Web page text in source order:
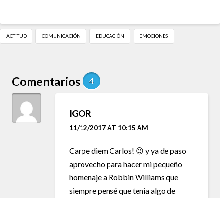
ACTITUD COMUNICACIÓN EDUCACIÓN EMOCIONES
Comentarios 4
IGOR
11/12/2017 AT 10:15 AM
Carpe diem Carlos! 😉 y ya de paso
aprovecho para hacer mi pequeño
homenaje a Robbin Williams que
siempre pensé que tenia algo de